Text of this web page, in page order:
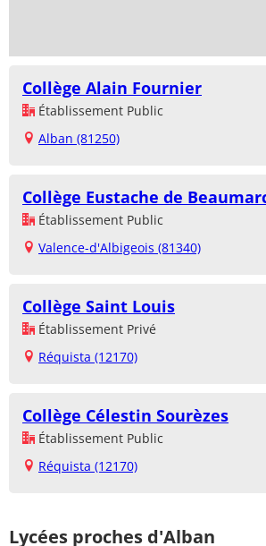
Collège Alain Fournier
Établissement Public
Alban (81250)
Collège Eustache de
Établissement Public
Valence-d'Albigeois (81340)
Collège Saint Louis
Établissement Privé
Réquista (12170)
Collège Célestin Sourèzes
Établissement Public
Réquista (12170)
Lycées proches d'Alban